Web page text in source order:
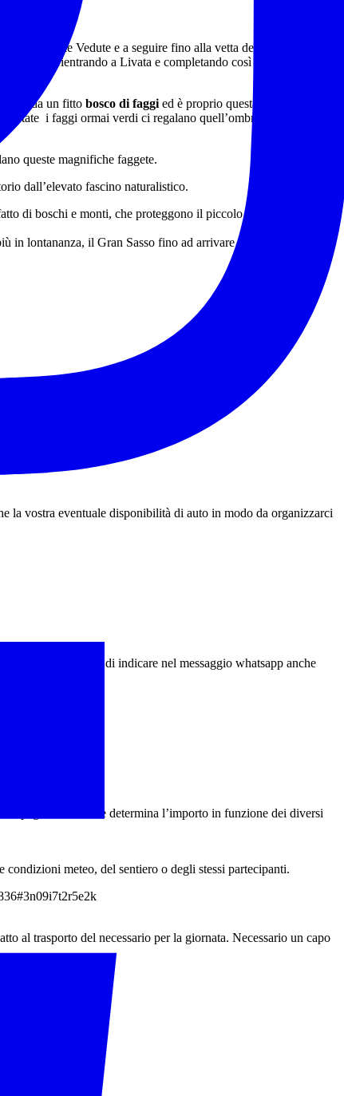
fino alle Vedute e a seguire fino alla vetta del monte Autore
rientrando a Livata e completando così il nostro
da un fitto bosco di faggi ed è proprio questa la
i faggi ormai verdi ci regalano quell’ombra e freschezza
queste magnifiche faggete.
dall’elevato fascino naturalistico.
di boschi e monti, che proteggono il piccolo e indifeso borgo
lontananza, il Gran Sasso fino ad arrivare a vedere il Tirreno,
la vostra eventuale disponibilità di auto in modo da organizzarci
avendo avuto cura di indicare nel messaggio whatsapp anche
che ne determina l’importo in funzione dei diversi
meteo, del sentiero o degli stessi partecipanti.
al trasporto del necessario per la giornata. Necessario un capo